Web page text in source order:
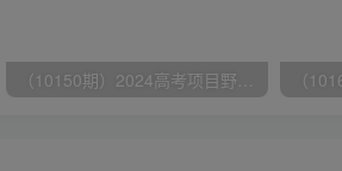
（10150期）2024高考项目野路子玩法，无限裂变，最高一天1W＋！